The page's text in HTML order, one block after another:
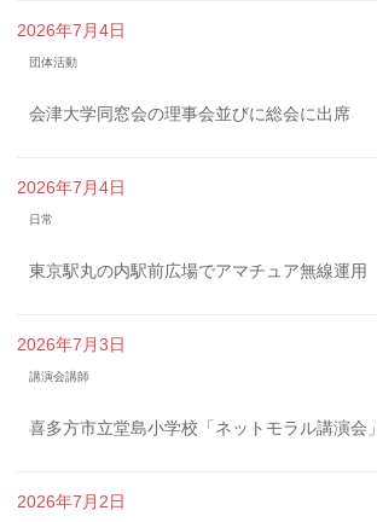
2026年7月4日
団体活動
会津大学同窓会の理事会並びに総会に出席
2026年7月4日
日常
東京駅丸の内駅前広場でアマチュア無線運用
2026年7月3日
講演会講師
喜多方市立堂島小学校「ネットモラル講演会」
2026年7月2日